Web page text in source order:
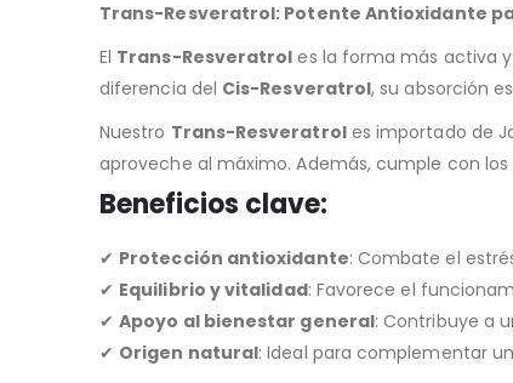
Trans-Resveratrol: Potente Antioxidante
El Trans-Resveratrol es la forma más activa
diferencia del Cis-Resveratrol, su absorción
Nuestro Trans-Resveratroles importado de
aproveche al máximo. Además, cumple con
Beneficios clave:
✔ Protección antioxidante: Combate el
✔ Equilibrio y vitalidad: Favorece el
✔Apoyo al bienestar general: Contribuye a
✔ Origen natural: Ideal para complementar